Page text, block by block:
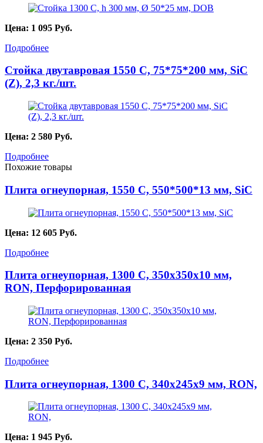
Цена: 1 095 Руб.
Подробнее
Стойка двутавровая 1550 C, 75*75*200 мм, SiC
(Z), 2,3 кг./шт.
Цена: 2 580 Руб.
Подробнее
Похожие товары
Плита огнеупорная, 1550 С, 550*500*13 мм, SiC
Цена: 12 605 Руб.
Подробнее
Плита огнеупорная, 1300 С, 350х350х10 мм,
RON, Перфорированная
Цена: 2 350 Руб.
Подробнее
Плита огнеупорная, 1300 С, 340х245х9 мм, RON,
Цена: 1 945 Руб.